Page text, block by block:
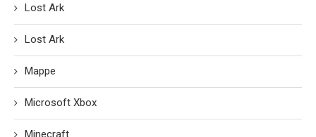
Lost Ark
Lost Ark
Mappe
Microsoft Xbox
Minecraft